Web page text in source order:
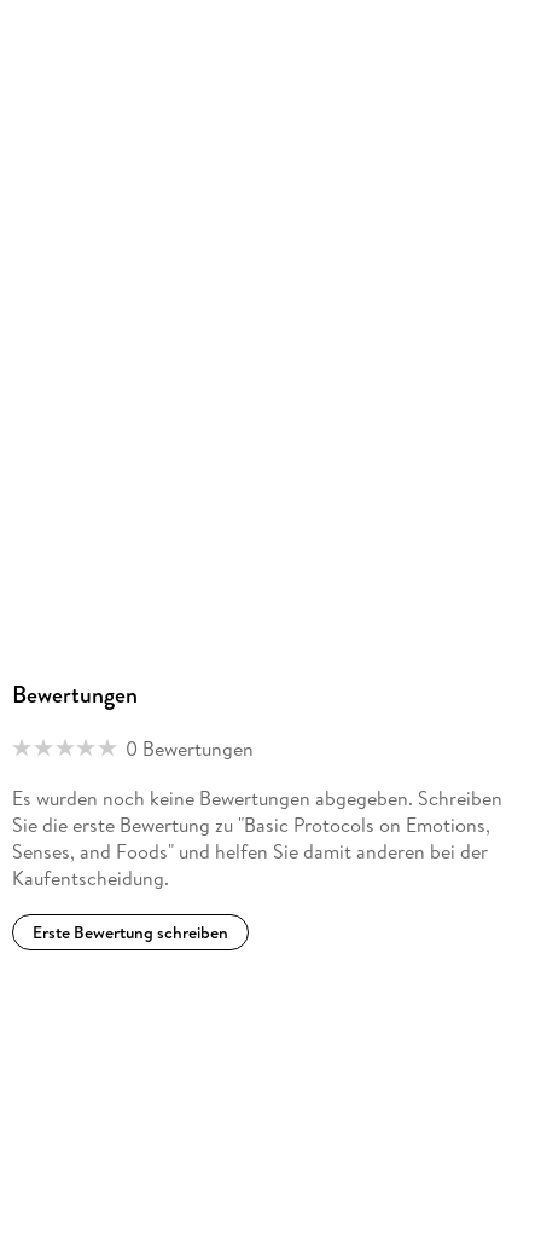
Bewertungen
0 Bewertungen
Es wurden noch keine Bewertungen abgegeben. Schreiben
Sie die erste Bewertung zu "Basic Protocols on Emotions,
Senses, and Foods" und helfen Sie damit anderen bei der
Kaufentscheidung.
Erste Bewertung schreiben